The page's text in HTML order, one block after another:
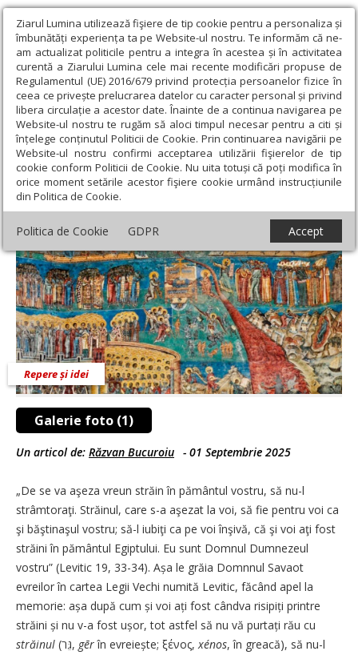
Ziarul Lumina utilizează fişiere de tip cookie pentru a personaliza și
îmbunătăți experiența ta pe Website-ul nostru. Te informăm că ne-
am actualizat politicile pentru a integra în acestea și în activitatea
curentă a Ziarului Lumina cele mai recente modificări propuse de
Regulamentul (UE) 2016/679 privind protecția persoanelor fizice în
ceea ce privește prelucrarea datelor cu caracter personal și privind
libera circulație a acestor date. Înainte de a continua navigarea pe
Website-ul nostru te rugăm să aloci timpul necesar pentru a citi și
înțelege conținutul Politicii de Cookie. Prin continuarea navigării pe
Website-ul nostru confirmi acceptarea utilizării fişierelor de tip
cookie conform Politicii de Cookie. Nu uita totuși că poți modifica în
orice moment setările acestor fişiere cookie urmând instrucțiunile
din Politica de Cookie.
Politica de Cookie GDPR Accept
Ziarul Lumina › Opinii › Repere și idei › Xenofilia, poruncă
divină?
Xenofilia, poruncă divină?
Galerie foto (1)
Repere și idei
Un articol de: Răzvan Bucuroiu - 01 Septembrie 2025
„De se va aşeza vreun străin în pământul vostru, să nu-l
strâmtoraţi. Străinul, care s-a aşezat la voi, să fie pentru voi ca
şi băştinaşul vostru; să-l iubiţi ca pe voi înşivă, că şi voi aţi fost
străini în pământul Egiptului. Eu sunt Domnul Dumnezeul
vostru” (Levitic 19, 33-34). Așa le grăia Domnnul Savaot
evreilor în cartea Legii Vechi numită Levitic, făcând apel la
memorie: așa după cum și voi ați fost cândva risipiți printre
străini și nu v-a fost ușor, tot astfel să nu vă purtați rău cu
străinul
(גֵּר, gērîn evreiește; ξένος,xénos, în greacă), să nu-l